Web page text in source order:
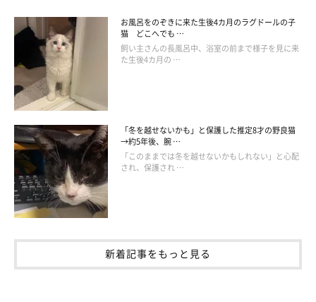
お風呂をのぞきに来た生後4カ月のラグドールの子
猫 どこへでも …
飼い主さんの長風呂中、浴室の前まで様子を見に来
た生後4カ月の …
「冬を越せないかも」と保護した推定8才の野良猫
→約5年後、腕 …
「このままでは冬を越せないかもしれない」と心配
され、保護され …
新着記事をもっと見る